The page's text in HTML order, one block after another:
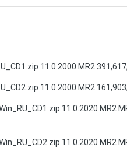
11.0.2000 MR2
11.0.2000 MR2
11.0.2020 MR2
11.0.2020 MR2